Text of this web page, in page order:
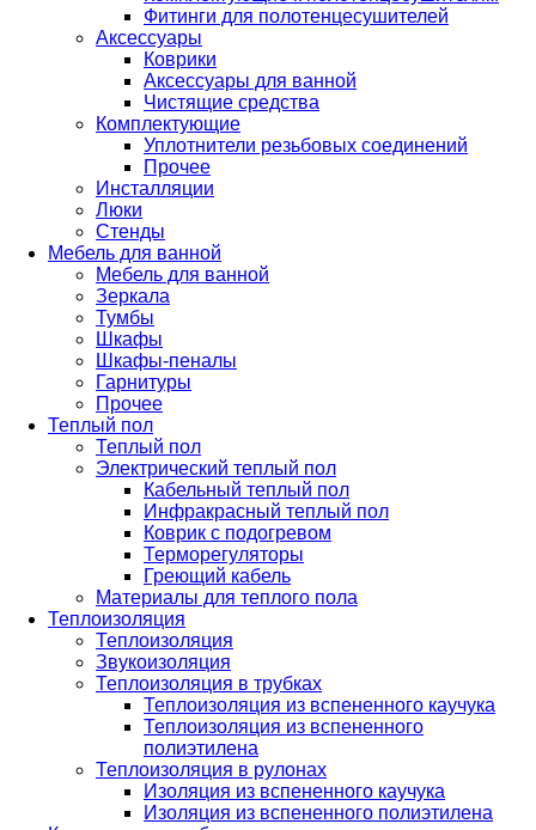
Фитинги для полотенцесушителей
Аксессуары
Коврики
Аксессуары для ванной
Чистящие средства
Комплектующие
Уплотнители резьбовых соединений
Прочее
Инсталляции
Люки
Стенды
Мебель для ванной
Мебель для ванной
Зеркала
Тумбы
Шкафы
Шкафы-пеналы
Гарнитуры
Прочее
Теплый пол
Теплый пол
Электрический теплый пол
Кабельный теплый пол
Инфракрасный теплый пол
Коврик с подогревом
Терморегуляторы
Греющий кабель
Материалы для теплого пола
Теплоизоляция
Теплоизоляция
Звукоизоляция
Теплоизоляция в трубках
Теплоизоляция из вспененного каучука
Теплоизоляция из вспененного
полиэтилена
Теплоизоляция в рулонах
Изоляция из вспененного каучука
Изоляция из вспененного полиэтилена